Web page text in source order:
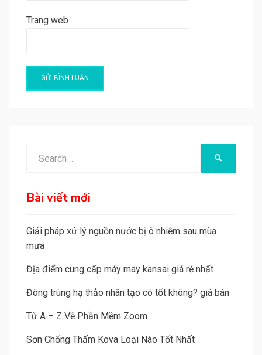
Trang web
a
i
v
:
Bài viết mới
Giải pháp xử lý nguồn nước bị ô nhiễm sau mùa
mưa
Địa điểm cung cấp máy may kansai giá rẻ nhất
Đông trùng hạ thảo nhân tạo có tốt không? giá bán
Từ A – Z Về Phần Mềm Zoom
Sơn Chống Thấm Kova Loại Nào Tốt Nhất